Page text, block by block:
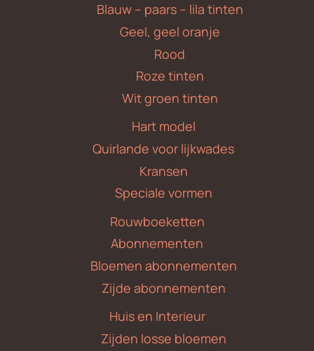
Blauw – paars – lila tinten
Geel, geel oranje
Rood
Roze tinten
Wit groen tinten
Hart model
Quirlande voor lijkwades
Kransen
Speciale vormen
Rouwboeketten
Abonnementen
Bloemen abonnementen
Zijde abonnementen
Huis en Interieur
Zijden losse bloemen